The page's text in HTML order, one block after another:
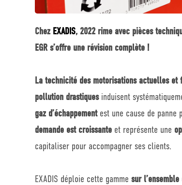
Chez EXADIS, 2022 rime avec pièces
EGR s’offre une révision complète !
La technicité des motorisations actuelles et
pollution drastiquesinduisent
gaz d’échappementest une cause de panne
demande est croissante et représente une
capitaliser pour accompagner ses clients.
EXADIS déploie cette gamme sur